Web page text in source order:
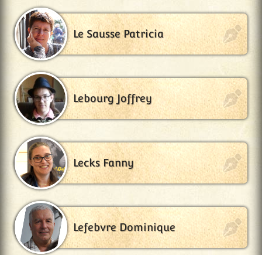
Le Sausse Patricia
Lebourg Joffrey
Lecks Fanny
Lefebvre Dominique